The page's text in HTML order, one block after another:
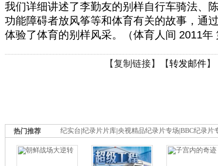
我们详细讲述了李勤友的别样自行车骑法、
功能障碍者放风筝等和体育有关的故事，通
体验了体育的别样风采。（体育人间 2011年
【复制链接】【转发邮件】
纪实台 纪录片片库 央视精品纪录片专场 BBC纪录片
热门推荐